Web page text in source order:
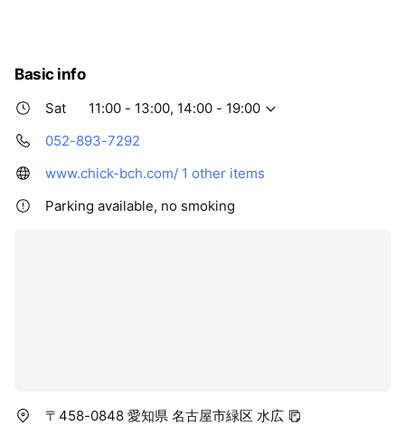
Basic info
Sat
11:00 - 13:00, 14:00 - 19:00
052-893-7292
www.chick-bch.com/ 1 other items
Parking available, no smoking
〒458-0848 愛知県 名古屋市緑区 水広